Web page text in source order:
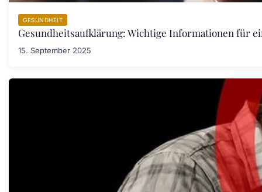
GESUNDHEIT
Gesundheitsaufklärung: Wichtige Informationen für
15. September 2025